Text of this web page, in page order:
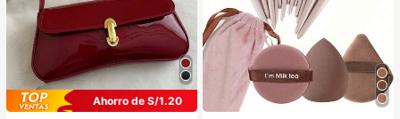
Ahorro de S/1.20